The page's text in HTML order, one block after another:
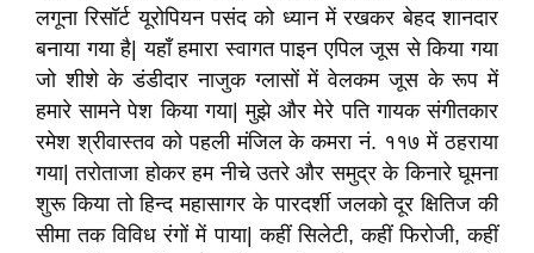
लगूना रिसॉर्ट यूरोपियन पसंद को ध्यान में रखकर बेहद शानदार
बनाया गया है| यहाँ हमारा स्वागत पाइन एपिल जूस से किया गया
जो शीशे के डंडीदार नाजुक ग्लासों में वेलकम जूस के रूप में
हमारे सामने पेश किया गया| मुझे और मेरे पति गायक संगीतकार
रमेश श्रीवास्तव को पहली मंजिल के कमरा नं. ११७ में ठहराया
गया| तरोताजा होकर हम नीचे उतरे और समुद्र के किनारे घूमना
शुरू किया तो हिन्द महासागर के पारदर्शी जलको दूर क्षितिज की
सीमा तक विविध रंगों में पाया| कहीं सिलेटी, कहीं फिरोजी, कहीं